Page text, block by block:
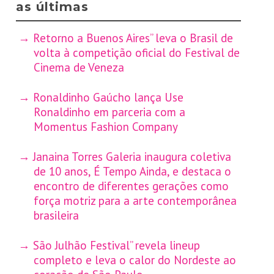
as últimas
Retorno a Buenos Aires” leva o Brasil de
volta à competição oficial do Festival de
Cinema de Veneza
Ronaldinho Gaúcho lança Use
Ronaldinho em parceria com a
Momentus Fashion Company
Janaina Torres Galeria inaugura coletiva
de 10 anos, É Tempo Ainda, e destaca o
encontro de diferentes gerações como
força motriz para a arte contemporânea
brasileira
São Julhão Festival” revela lineup
completo e leva o calor do Nordeste ao